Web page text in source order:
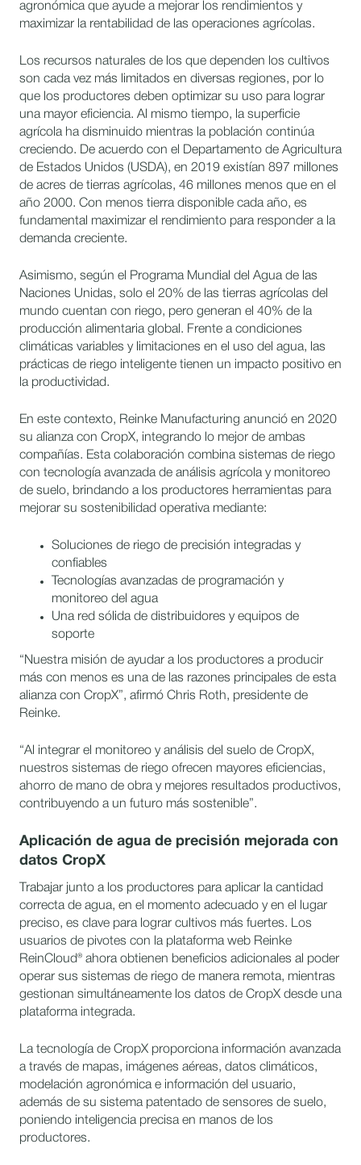
agronómica que ayude a mejorar los rendimientos y
maximizar la rentabilidad de las operaciones agrícolas.
Los recursos naturales de los que dependen los cultivos
son cada vez más limitados en diversas regiones, por lo
que los productores deben optimizar su uso para lograr
una mayor eficiencia. Al mismo tiempo, la superficie
agrícola ha disminuido mientras la población continúa
creciendo. De acuerdo con el Departamento de Agricultura
de Estados Unidos (USDA), en 2019 existían 897 millones
de acres de tierras agrícolas, 46 millones menos que en el
año 2000. Con menos tierra disponible cada año, es
fundamental maximizar el rendimiento para responder a la
demanda creciente.
Asimismo, según el Programa Mundial del Agua de las
Naciones Unidas, solo el 20% de las tierras agrícolas del
mundo cuentan con riego, pero generan el 40% de la
producción alimentaria global. Frente a condiciones
climáticas variables y limitaciones en el uso del agua, las
prácticas de riego inteligente tienen un impacto positivo en
la productividad.
En este contexto, Reinke Manufacturing anunció en 2020
su alianza con CropX, integrando lo mejor de ambas
compañías. Esta colaboración combina sistemas de riego
con tecnología avanzada de análisis agrícola y monitoreo
de suelo, brindando a los productores herramientas para
mejorar su sostenibilidad operativa mediante:
Soluciones de riego de precisión integradas y
confiables
Tecnologías avanzadas de programación y
monitoreo del agua
Una red sólida de distribuidores y equipos de
soporte
“Nuestra misión de ayudar a los productores a producir
más con menos es una de las razones principales de esta
alianza con CropX”, afirmó Chris Roth, presidente de
Reinke.
“Al integrar el monitoreo y análisis del suelo de CropX,
nuestros sistemas de riego ofrecen mayores eficiencias,
ahorro de mano de obra y mejores resultados productivos,
contribuyendo a un futuro más sostenible”.
Aplicación de agua de precisión mejorada con
datos CropX
Trabajar junto a los productores para aplicar la cantidad
correcta de agua, en el momento adecuado y en el lugar
preciso, es clave para lograr cultivos más fuertes. Los
usuarios de pivotes con la plataforma web Reinke
ReinCloud® ahora obtienen beneficios adicionales al poder
operar sus sistemas de riego de manera remota, mientras
gestionan simultáneamente los datos de CropX desde una
plataforma integrada.
La tecnología de CropX proporciona información avanzada
a través de mapas, imágenes aéreas, datos climáticos,
modelación agronómica e información del usuario,
además de su sistema patentado de sensores de suelo,
poniendo inteligencia precisa en manos de los
productores.